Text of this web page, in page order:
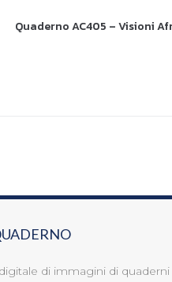
Quaderno AC405 – Visioni
di immagini di quaderni